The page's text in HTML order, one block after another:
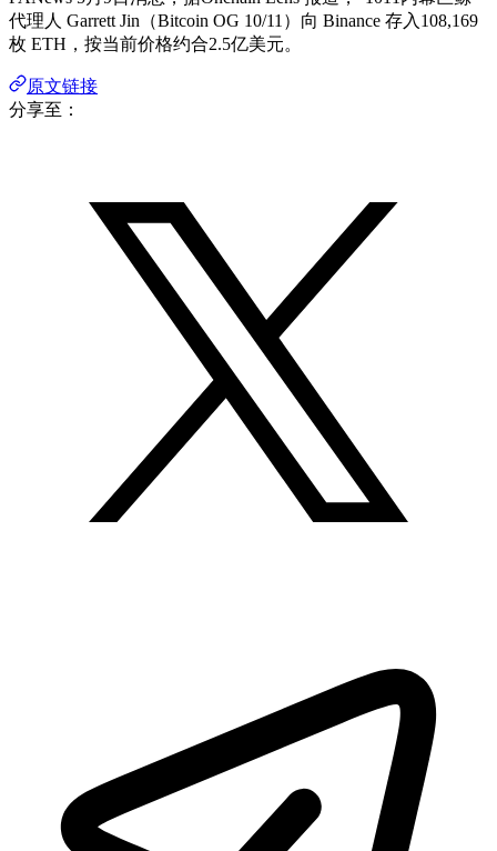
代理人 Garrett Jin （Bitcoin OG 10/11 ）向 Binance 存入 108,169
枚 ETH ，按当前价格约合2.5亿美元。
原文链接
分享至：